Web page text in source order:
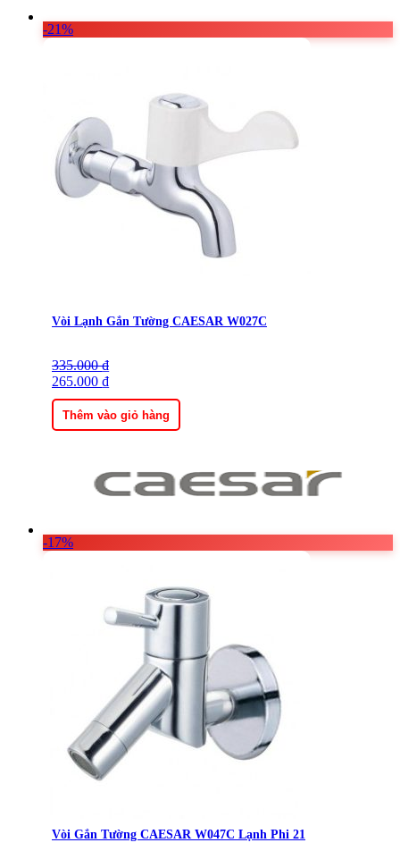
-21%
Vòi Lạnh Gắn Tường CAESAR W027C
335.000₫
Giá
gốc
là:
335.000 ₫.
265.000 ₫
Giá
hiện
tại
là:
265.000 ₫.
Thêm vào giỏ hàng
-17%
Vòi Gắn Tường CAESAR W047C Lạnh Phi 21